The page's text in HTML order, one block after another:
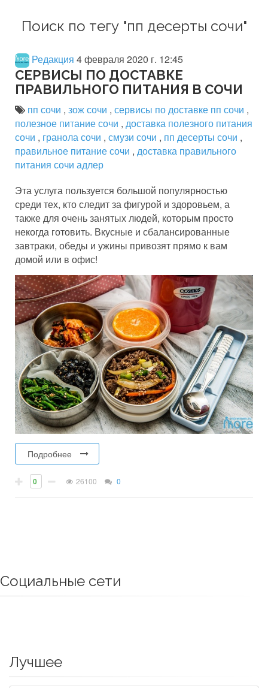
Поиск по тегу "пп десерты сочи"
Редакция 4 февраля 2020 г. 12:45
СЕРВИСЫ ПО ДОСТАВКЕ
ПРАВИЛЬНОГО ПИТАНИЯ В СОЧИ
пп сочи , зож сочи , сервисы по доставке пп сочи ,
полезное питание сочи , доставка полезного питания
сочи , гранола сочи , смузи сочи , пп десерты сочи ,
правильное питание сочи , доставка правильного
питания сочи адлер
Эта услуга пользуется большой популярностью
среди тех, кто следит за фигурой и здоровьем, а
также для очень занятых людей, которым просто
некогда готовить. Вкусные и сбалансированные
завтраки, обеды и ужины привозят прямо к вам
домой или в офис!
Подробнее
0 26100 0
Социальные сети
Лучшее